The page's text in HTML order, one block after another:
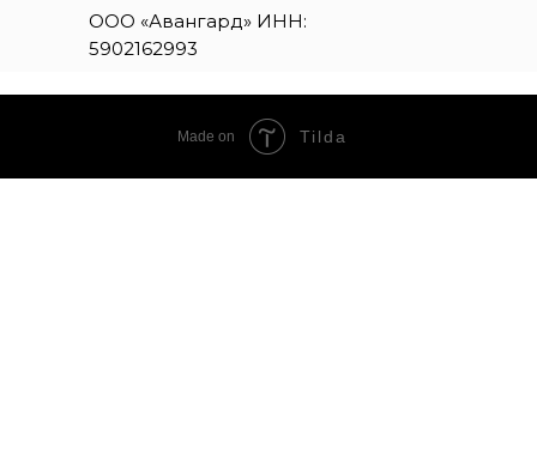
ООО «Авангард» ИНН:
5902162993
Made on Tilda